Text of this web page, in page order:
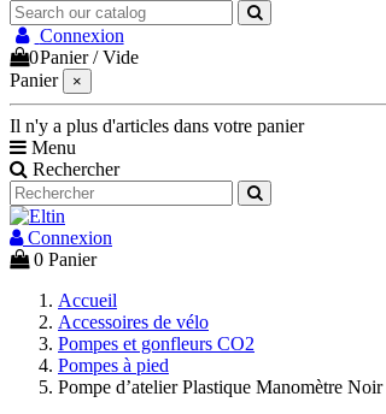
Connexion
0Panier /Vide
Panier
×
Il n'y a plus d'articles dans votre panier
Menu
Rechercher
Connexion
0 Panier
Accueil
Accessoires de vélo
Pompes et gonfleurs CO2
Pompes à pied
Pompe d’atelier Plastique Manomètre Noir